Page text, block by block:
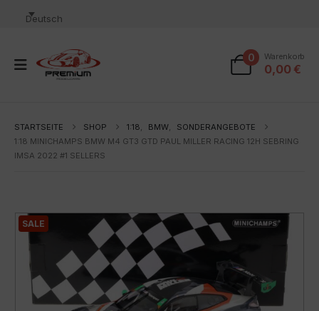
Deutsch
0 Warenkorb
0,00 €
STARTSEITE SHOP 1:18, BMW,
SONDERANGEBOTE
1:18 MINICHAMPS BMW M4 GT3 GTD PAUL MILLER RACING 12H SEBRING
IMSA 2022 #1 SELLERS
SALE